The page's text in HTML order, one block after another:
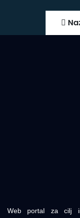
Web portal za cilj